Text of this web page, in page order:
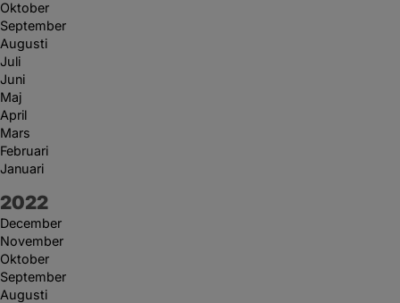
Oktober
September
Augusti
Juli
Juni
Maj
April
Mars
Februari
Januari
År:
2022
December
November
Oktober
September
Augusti